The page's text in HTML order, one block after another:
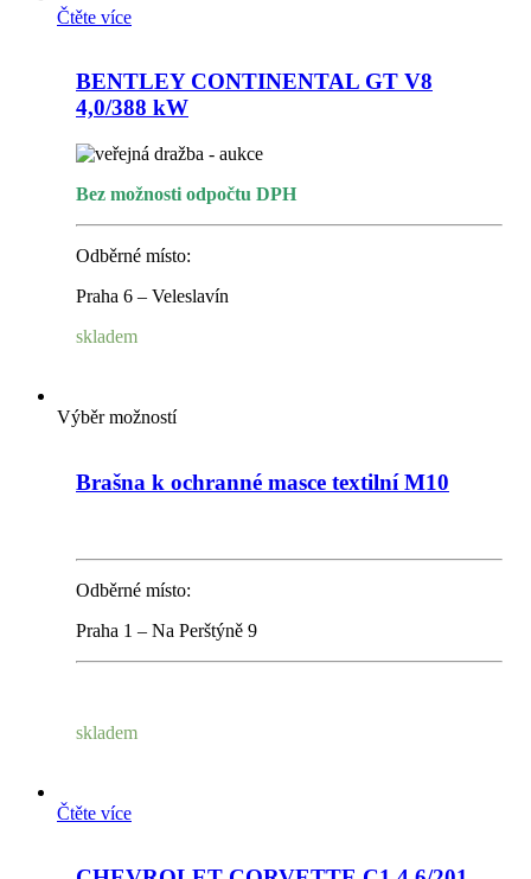
Čtěte více
BENTLEY CONTINENTAL GT V8
4,0/388 kW
Bez možnosti odpočtu DPH
Odběrné místo:
Praha 6 – Veleslavín
skladem
Výběr možností
Brašna k ochranné masce textilní M10
Odběrné místo:
Praha 1 – Na Perštýně 9
skladem
Čtěte více